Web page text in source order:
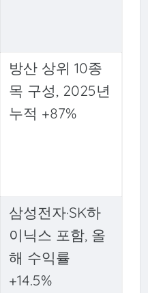
방산 상위 10종
목 구성, 2025년
누적 +87%
삼성전자·SK하
이닉스 포함, 올
해 수익률
+14.5%